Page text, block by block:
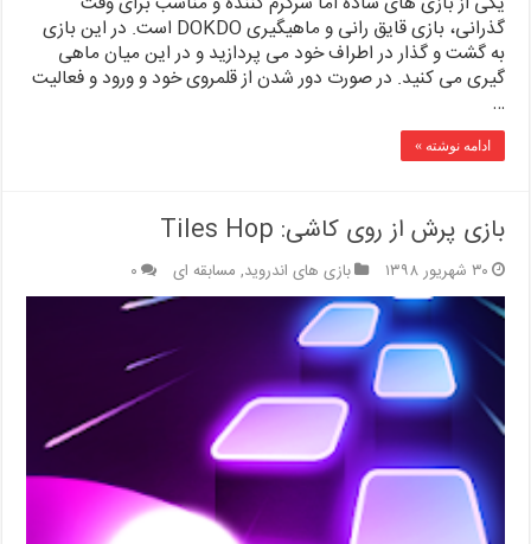
گذرانی، بازی قایق رانی و ماهیگیری DOKDO است. در این بازی
به گشت و گذار در اطراف خود می پردازید و در این میان ماهی
گیری می کنید. در صورت دور شدن از قلمروی خود و ورود و فعالیت
…
ادامه نوشته »
بازی پرش از روی کاشی: Tiles Hop
۳۰ شهریور ۱۳۹۸ بازی های اندروید, مسابقه ای ۰